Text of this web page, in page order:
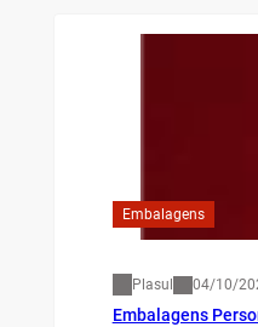
Embalagens
Plasul 04/10/
Embalagens